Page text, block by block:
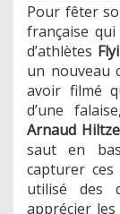
Pour fêter
française
d’athlètes
un nouveau
avoir filmé
d’une falaise,
Arnaud
saut en
capturer
utilisé des
apprécier